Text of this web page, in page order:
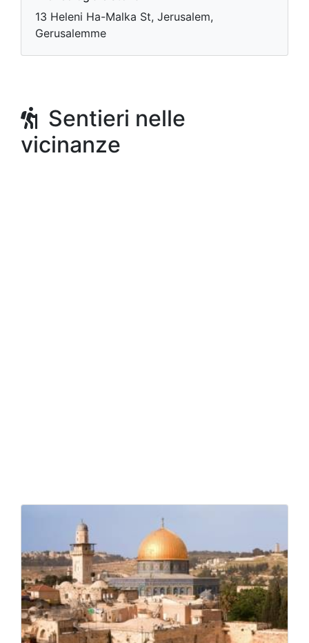
13 Heleni Ha-Malka St, Jerusalem,
Gerusalemme
Sentieri nelle
vicinanze